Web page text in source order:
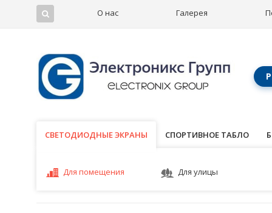
О нас Галерея
СВЕТОДИОДНЫЕ ЭКРАНЫ
СВЕТОДИОДНЫЕ ЭКРАНЫ СПОРТИВНОЕ ТАБЛО
Для помещения Для улицы